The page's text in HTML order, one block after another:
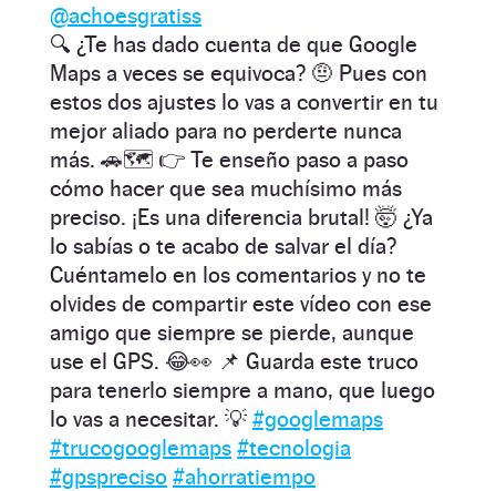
@achoesgratiss
🔍 ¿Te has dado cuenta de que Google
Maps a veces se equivoca? 🤨 Pues con
estos dos ajustes lo vas a convertir en tu
mejor aliado para no perderte nunca
más. 🚗🗺️ 👉 Te enseño paso a paso
cómo hacer que sea muchísimo más
preciso. ¡Es una diferencia brutal! 🤯 ¿Ya
lo sabías o te acabo de salvar el día?
Cuéntamelo en los comentarios y no te
olvides de compartir este vídeo con ese
amigo que siempre se pierde, aunque
use el GPS. 😂👀 📌 Guarda este truco
para tenerlo siempre a mano, que luego
lo vas a necesitar. 💡 #googlemaps
#trucogooglemaps #tecnologia
#gpspreciso #ahorratiempo